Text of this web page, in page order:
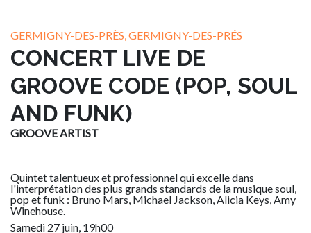
GERMIGNY-DES-PRÈS, GERMIGNY-DES-PRÉS
CONCERT LIVE DE
GROOVE CODE (POP, SOUL
AND FUNK)
GROOVE ARTIST
Quintet talentueux et professionnel qui excelle dans
l'interprétation des plus grands standards de la musique soul,
pop et funk : Bruno Mars, Michael Jackson, Alicia Keys, Amy
Winehouse.
Samedi 27 juin, 19h00